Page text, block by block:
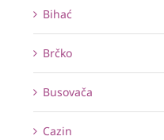
Bihać
Brčko
Busovača
Cazin